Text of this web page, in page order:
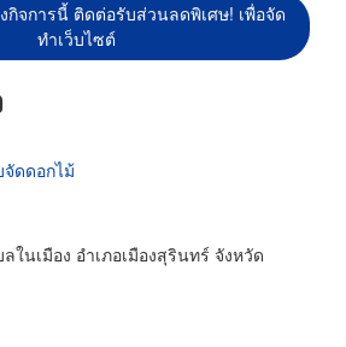
กิจการนี้ ติดต่อรับส่วนลดพิเศษ! เพื่อจัด
ทำเว็บไซต์
ดดอกไม้
ในเมือง อำเภอเมืองสุรินทร์ จังหวัด